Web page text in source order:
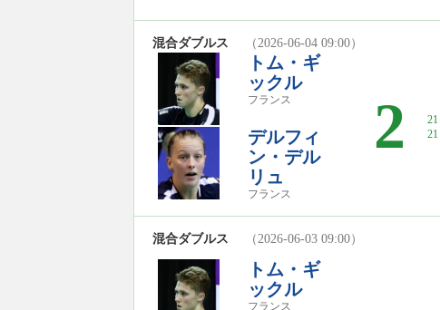
混合ダブルス （2026-06-04 09:00）
トム・ギ
ックル
フランス
デルフィ
ン・デル
リュ
フランス
2 21
21
混合ダブルス （2026-06-03 09:00）
トム・ギ
ックル
フランス